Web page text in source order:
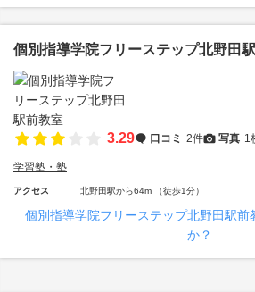
個別指導学院フリーステップ北野田
3.29 口コミ 2件 写真 1
学習塾・塾
アクセス 北野田駅から64m （徒歩1分）
個別指導学院フリーステップ北野田駅前
か？